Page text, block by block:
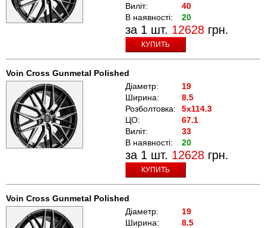
Виліт:
40
В наявності:
20
за 1 шт. 12628 грн.
КУПИТЬ
Voin Cross Gunmetal Polished
Діаметр:
19
Ширина:
8.5
Розболтовка:
5x114.3
ЦО:
67.1
Виліт:
33
В наявності:
20
за 1 шт. 12628 грн.
КУПИТЬ
Voin Cross Gunmetal Polished
Діаметр:
19
Ширина:
8.5